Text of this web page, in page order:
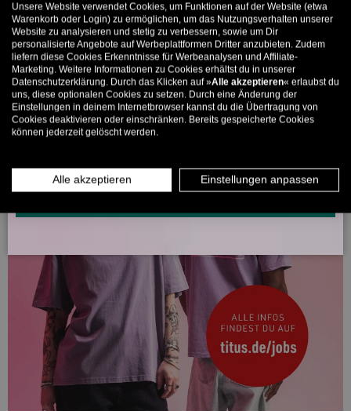
Bis zu 11% Rabatt auf deine erste Bestellung. Aufgepasst: Du
kannst nur 1x wählen! 🤫
5% ab €80 9% ab €100 11% ab €150 🔥
E-Mail
MÄNNER
INFOS ÜBER WHATSAPP? KEIN PROBLEM!
KLICK HIER UND SCHICKE UNS DIE VORGESCHRIEBENE NACHRICHT,
Unsere Website verwendet Cookies, um Funktionen auf der Website (etwa
Warenkorb oder Login) zu ermöglichen, um das Nutzungsverhalten unserer
Website zu analysieren und stetig zu verbessern, sowie um Dir
personalisierte Angebote auf Werbeplattformen Dritter anzubieten. Zudem
liefern diese Cookies Erkenntnisse für Werbeanalysen und Affiliate-
Marketing. Weitere Informationen zu Cookies erhältst du in unserer
Datenschutzerklärung. Durch das Klicken auf »Alle akzeptieren« erlaubst du
uns, diese optionalen Cookies zu setzen. Durch eine Änderung der
Einstellungen in deinem Internetbrowser kannst du die Übertragung von
Cookies deaktivieren oder einschränken. Bereits gespeicherte Cookies
können jederzeit gelöscht werden.
Alle akzeptieren Einstellungen anpassen